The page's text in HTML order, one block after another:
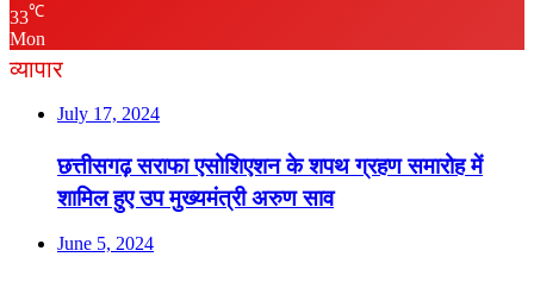
33℃
Mon
व्यापार
July 17, 2024
छत्तीसगढ़ सराफा एसोशिएशन के शपथ ग्रहण समारोह में
शामिल हुए उप मुख्यमंत्री अरुण साव
June 5, 2024